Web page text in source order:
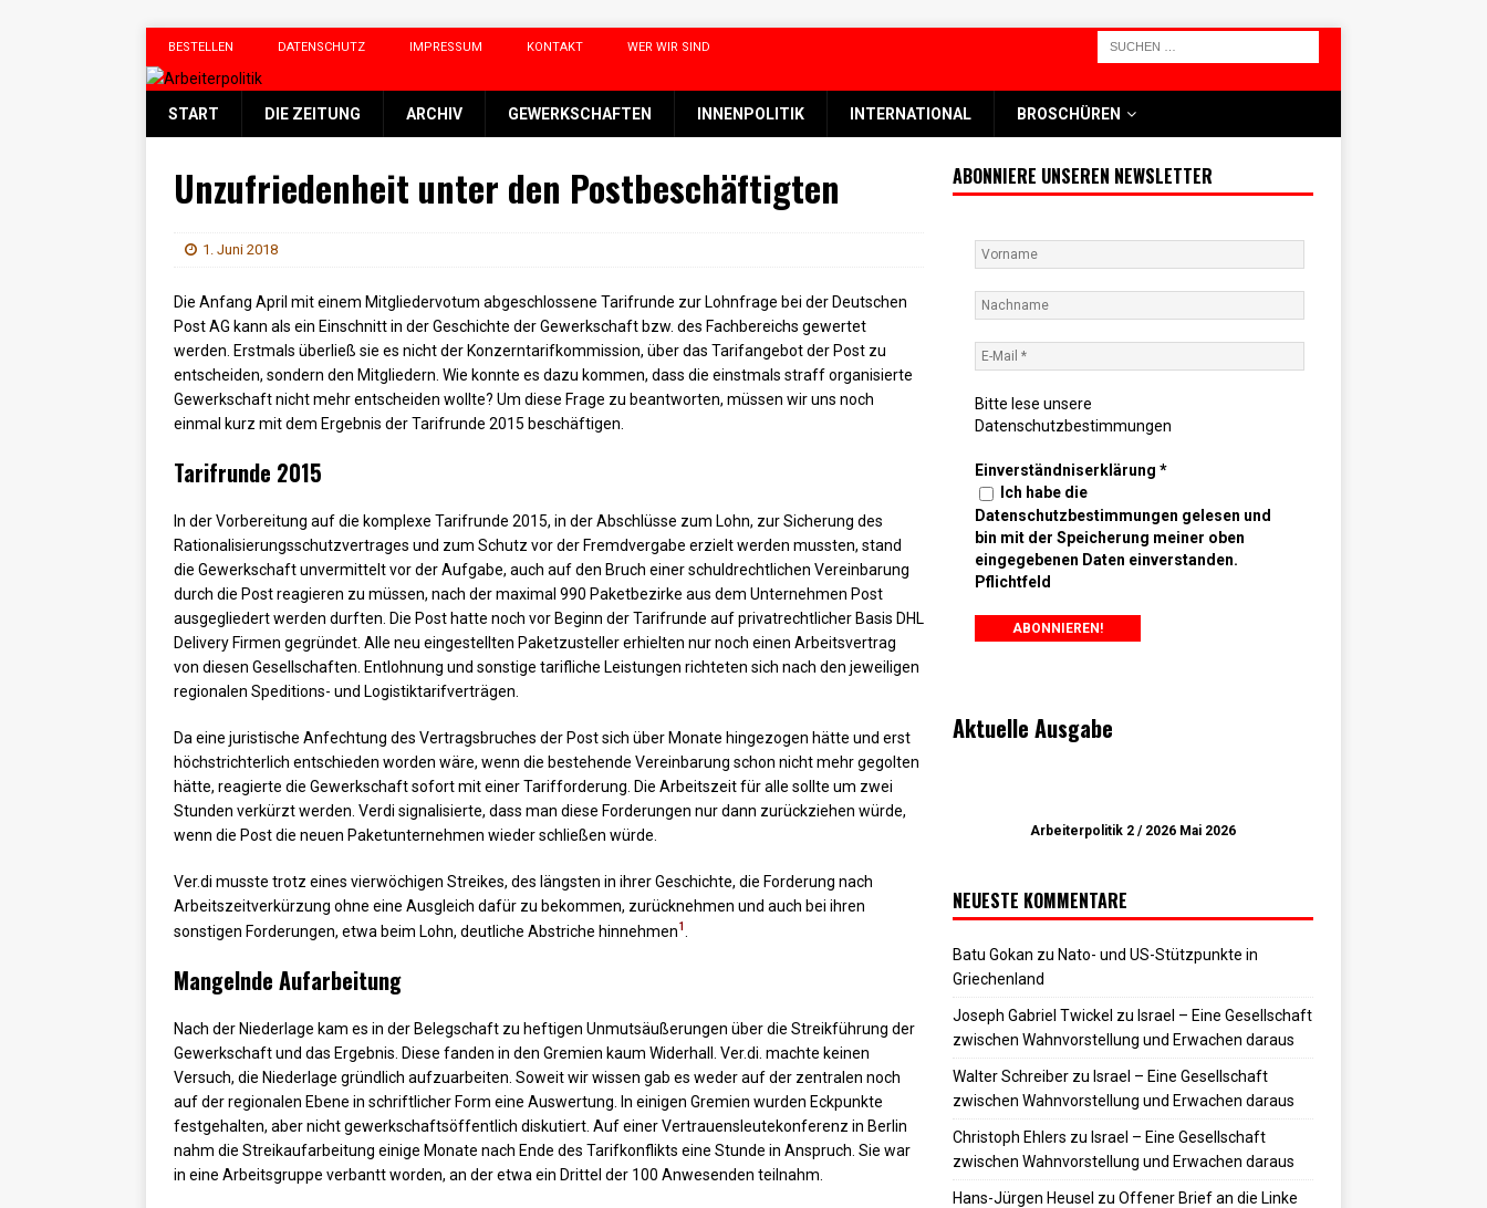
BESTELLEN DATENSCHUTZ IMPRESSUM KONTAKT WER WIR SIND
START DIE ZEITUNG ARCHIV GEWERKSCHAFTEN INNENPOLITIK INTERNATIONAL BROSCHÜREN
Unzufriedenheit unter den Postbeschäftigten
1. Juni 2018
Die Anfang April mit einem Mitgliedervotum abgeschlossene Tarifrunde zur Lohnfrage bei der Deutschen
Post AG kann als ein Einschnitt in der Geschichte der Gewerkschaft bzw. des Fachbereichs gewertet
werden. Erstmals überließ sie es nicht der Konzerntarifkommission, über das Tarifangebot der Post zu
entscheiden, sondern den Mitgliedern. Wie konnte es dazu kommen, dass die einstmals straff organisierte
Gewerkschaft nicht mehr entscheiden wollte? Um diese Frage zu beantworten, müssen wir uns noch
einmal kurz mit dem Ergebnis der Tarifrunde 2015 beschäftigen.
Tarifrunde 2015
In der Vorbereitung auf die komplexe Tarifrunde 2015, in der Abschlüsse zum Lohn, zur Sicherung des
Rationalisierungsschutzvertrages und zum Schutz vor der Fremdvergabe erzielt werden mussten, stand
die Gewerkschaft unvermittelt vor der Aufgabe, auch auf den Bruch einer schuldrechtlichen Vereinbarung
durch die Post reagieren zu müssen, nach der maximal 990 Paketbezirke aus dem Unternehmen Post
ausgegliedert werden durften. Die Post hatte noch vor Beginn der Tarifrunde auf privatrechtlicher Basis DHL
Delivery Firmen gegründet. Alle neu eingestellten Paketzusteller erhielten nur noch einen Arbeitsvertrag
von diesen Gesellschaften. Entlohnung und sonstige tarifliche Leistungen richteten sich nach den jeweiligen
regionalen Speditions- und Logistiktarifverträgen.
Da eine juristische Anfechtung des Vertragsbruches der Post sich über Monate hingezogen hätte und erst
höchstrichterlich entschieden worden wäre, wenn die bestehende Vereinbarung schon nicht mehr gegolten
hätte, reagierte die Gewerkschaft sofort mit einer Tarifforderung. Die Arbeitszeit für alle sollte um zwei
Stunden verkürzt werden. Verdi signalisierte, dass man diese Forderungen nur dann zurückziehen würde,
wenn die Post die neuen Paketunternehmen wieder schließen würde.
Ver.di musste trotz eines vierwöchigen Streikes, des längsten in ihrer Geschichte, die Forderung nach
Arbeitszeitverkürzung ohne eine Ausgleich dafür zu bekommen, zurücknehmen und auch bei ihren
sonstigen Forderungen, etwa beim Lohn, deutliche Abstriche hinnehmen1
Mangelnde Aufarbeitung
Nach der Niederlage kam es in der Belegschaft zu heftigen Unmutsäußerungen über die Streikführung der
Gewerkschaft und das Ergebnis. Diese fanden in den Gremien kaum Widerhall. Ver.di. machte keinen
Versuch, die Niederlage gründlich aufzuarbeiten. Soweit wir wissen gab es weder auf der zentralen noch
auf der regionalen Ebene in schriftlicher Form eine Auswertung. In einigen Gremien wurden Eckpunkte
festgehalten, aber nicht gewerkschaftsöffentlich diskutiert. Auf einer Vertrauensleutekonferenz in Berlin
nahm die Streikaufarbeitung einige Monate nach Ende des Tarifkonflikts eine Stunde in Anspruch. Sie war
in eine Arbeitsgruppe verbantt worden, an der etwa ein Drittel der 100 Anwesenden teilnahm.
ABONNIERE UNSEREN NEWSLETTER
Bitte lese unsere
Datenschutzbestimmungen
Einverständniserklärung *
Ich habe die
Datenschutzbestimmungen gelesen und
bin mit der Speicherung meiner oben
eingegebenen Daten einverstanden.
Pflichtfeld
Aktuelle Ausgabe
Arbeiterpolitik 2 / 2026 Mai 2026
NEUESTE KOMMENTARE
Batu Gokan zu Nato- und US-Stützpunkte in
Griechenland
Joseph Gabriel Twickel zu Israel – Eine Gesellschaft
zwischen Wahnvorstellung und Erwachen daraus
Walter Schreiberzu Israel – Eine Gesellschaft
zwischen Wahnvorstellung und Erwachen daraus
Christoph Ehlers zu Israel – Eine Gesellschaft
zwischen Wahnvorstellung und Erwachen daraus
Hans-Jürgen Heusel zu Offener Brief an die Linke